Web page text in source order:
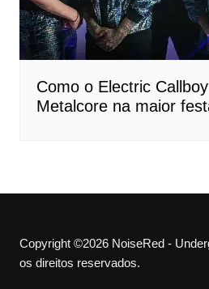
Como o Electric
Metalcore na maior
Copyright ©2026 NoiseRed -
os direitos reservados.